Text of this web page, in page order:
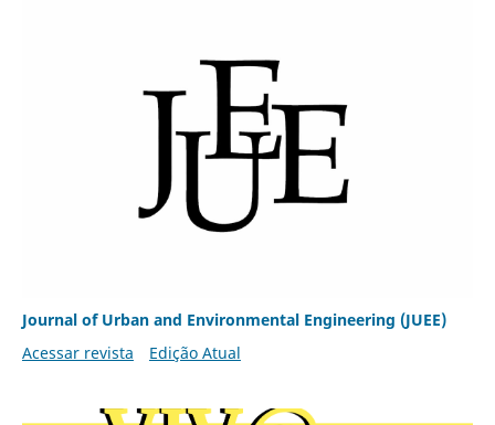
Journal of Urban and Environmental Engineering (JUEE)
Acessar revista
Edição Atual